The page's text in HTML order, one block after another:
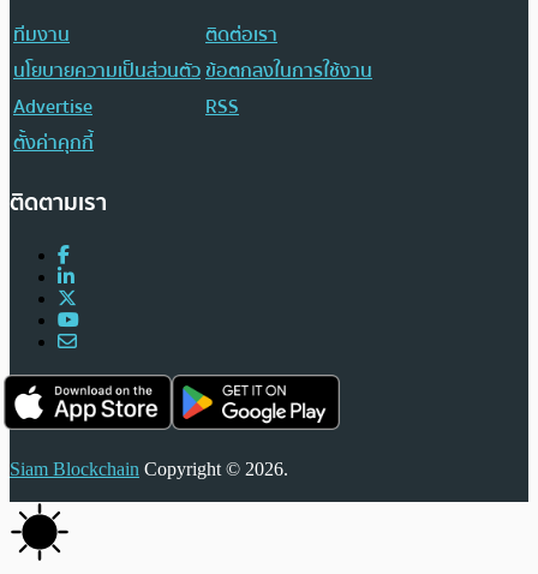
ทีมงาน
ติดต่อเรา
นโยบายความเป็นส่วนตัวข้อตกลงในการใช้งาน
Advertise
RSS
ตั้งค่าคุกกี้
ติดตามเรา
Siam Blockchain Copyright © 2026.